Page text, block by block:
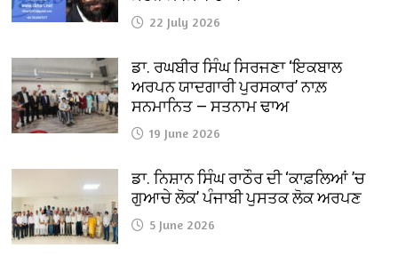
22 July 2026
ਡਾ. ਰਘਬੀਰ ਸਿੰਘ ਸਿਰਜਣਾ ‘ਇਕਬਾਲ
ਅਰਪਨ ਯਾਦਗਾਰੀ ਪੁਰਸਕਾਰ’ ਨਾਲ਼
ਸਨਮਾਨਿਤ — ਸਤਨਾਮ ਢਾਅ
19 June 2026
ਡਾ. ਨਿਸ਼ਾਨ ਸਿੰਘ ਰਾਠੌਰ ਦੀ ‘ਕਾਫ਼ਲਿਆਂ ’ਚ
ਗੁਆਚੇ ਲੋਕ’ ਪੰਜਾਬੀ ਪੁਸਤਕ ਲੋਕ ਅਰਪਣ
5 June 2026